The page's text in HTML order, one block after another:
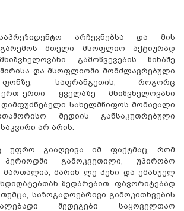
არჩევნებსა და მის
გარემოს მთელი მსოფლიო აქტიურად
გამოწვევების წინაშე
და მსოფლიოში მომძლავრებული
საფრანგეთის, როგორც
ერთი ყველაზე მნიშვნელოვანი
დამფუძნებელი სახელმწიფოს მომავალი
მედიის განსაკუთრებული
არ არის.
უფრო გააღვივა იმ ფაქტმაც, რომ
პერიოდში გამოკვეთილი, უპირობო
მარინ ლე პენი და ემანუელ
შედარებით, ფავორიტებად
საზოგადოებრივი გამოკითხვების
შედეგები საყოველთაო